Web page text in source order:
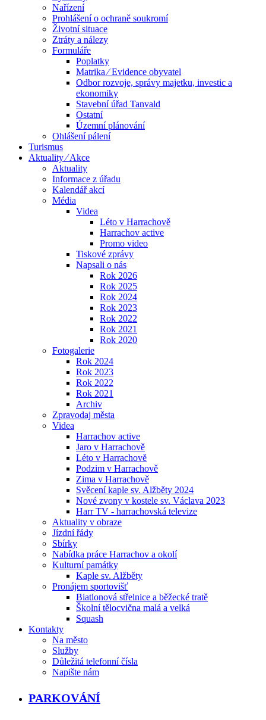
Nařízení
Prohlášení o ochraně soukromí
Životní situace
Ztráty a nálezy
Formuláře
Poplatky
Matrika ⁄ Evidence obyvatel
Odbor rozvoje, správy majetku, investic a
ekonomiky
Stavební úřad Tanvald
Ostatní
Územní plánování
Ohlášení pálení
Turismus
Aktuality ⁄ Akce
Aktuality
Informace z úřadu
Kalendář akcí
Média
Videa
Léto v Harrachově
Harrachov active
Promo video
Tiskové zprávy
Napsali o nás
Rok 2026
Rok 2025
Rok 2024
Rok 2023
Rok 2022
Rok 2021
Rok 2020
Fotogalerie
Rok 2024
Rok 2023
Rok 2022
Rok 2021
Archiv
Zpravodaj města
Videa
Harrachov active
Jaro v Harrachově
Léto v Harrachově
Podzim v Harrachově
Zima v Harrachově
Svěcení kaple sv. Alžběty 2024
Nové zvony v kostele sv. Václava 2023
Harr TV - harrachovská televize
Aktuality v obraze
Jízdní řády
Sbírky
Nabídka práce Harrachov a okolí
Kulturní památky
Kaple sv. Alžběty
Pronájem sportovišť
Biatlonová střelnice a běžecké tratě
Školní tělocvična malá a velká
Squash
Kontakty
Na město
Služby
Důležitá telefonní čísla
Napište nám
PARKOVÁNÍ